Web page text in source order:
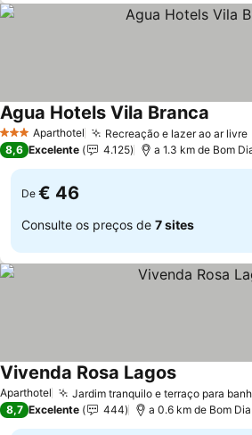
3 EstrelasAparthotel Recreação e lazer ao ar livre
Agua Hotels Vila Branca
8,6 Excelente 4.125 a 1.3 km de Bom
De € 46
Consulte os preços de 7 sites
Aparthotel Jardim tranquilo e terraço para
Vivenda Rosa Lagos
8,7 Excelente 444 a 0.6 km de Bom Dia